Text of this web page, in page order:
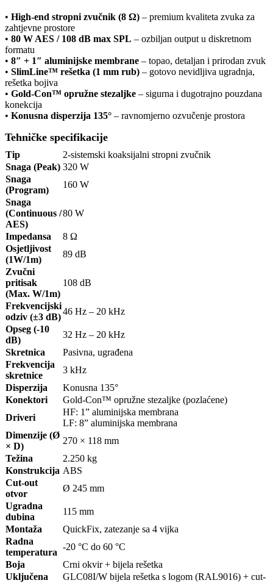
• High-end stropni zvučnik (8 Ω) – premium kvaliteta zvuka za
zahtjevne prostore
• 80 W AES / 108 dB max SPL – ozbiljan output u diskretnom
formatu
• 8″ + 1″ aluminijske membrane – topao, detaljan i prirodan zvuk
• SlimLine™ rešetka (1 mm rub) – gotovo nevidljiva ugradnja,
rešetka bojiva
• Gold-Con™ opružne stezaljke – sigurna i dugotrajno pouzdana
konekcija
• Konusna disperzija 135° – ravnomjerno ozvučenje prostora
Tehničke specifikacije
Tip
2-sistemski koaksijalni stropni zvučnik
Snaga (Peak) 320 W
Snaga
(Program)
160 W
Snaga
(Continuous /
AES)
80 W
Impedansa
8 Ω
Osjetljivost
(1W/1m)
89 dB
Zvučni
pritisak
(Max. W/1m)
108 dB
Frekvencijski
odziv (±3 dB)
46 Hz – 20 kHz
Opseg (-10
dB)
32 Hz – 20 kHz
Skretnica
Pasivna, ugrađena
Frekvencija
skretnice
3 kHz
Disperzija
Konusna 135°
Konektori
Gold-Con™ opružne stezaljke (pozlaćene)
Driveri
HF: 1” aluminijska membrana
LF: 8” aluminijska membrana
Dimenzije (Ø
× D)
270 × 118 mm
Težina
2.250 kg
Konstrukcija ABS
Cut-out
otvor
Ø 245 mm
Ugradna
dubina
115 mm
Montaža
QuickFix, zatezanje sa 4 vijka
Radna
temperatura
-20 °C do 60 °C
Boja
Crni okvir + bijela rešetka
Uključena
GLC08I/W bijela rešetka s logom (RAL9016) + cut-